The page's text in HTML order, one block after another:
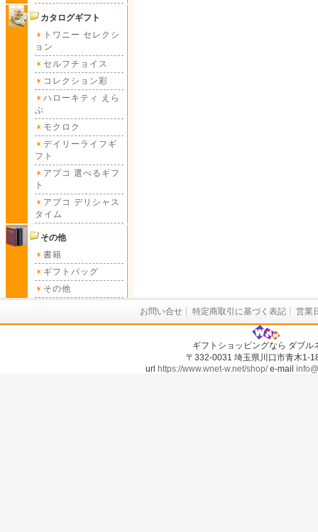
カタログギフト
トワニー セレクシ
ョン
セルフチョイス
コレクション彩
ハローキティ えら
ぶ
モクロク
デイリーライフギ
フト
アプコ 選べるギフ
ト
アプコ デリシャス
タイム
その他
書籍
ギフトバッグ
その他
お問い合せ 特定商取引に基づく表記 営業
ギフトショッピングなら ダブル
〒332-0031 埼玉県川口市青木1-
url https://www.wnet-w.net/shop/e-mail